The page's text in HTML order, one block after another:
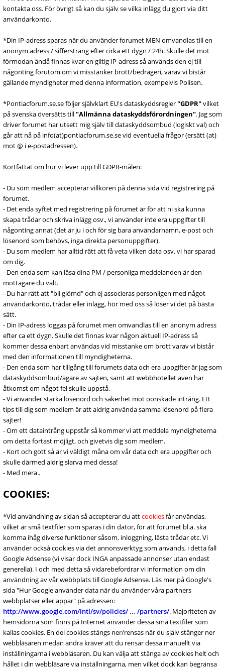
kontakta oss. För övrigt så kan du själv se vilka inlägg du gjort via ditt
användarkonto.
*Din IP-adress sparas när du använder forumet MEN omvandlas till en
anonym adress / siffersträng efter cirka ett dygn / 24h. Skulle det mot
förmodan ändå finnas kvar en giltig IP-adress så används den ej till
någonting förutom om vi misstänker brott/bedrägeri, varav vi bistår
gällande myndigheter med denna information, exempelvis Polisen.
*Pontiacforum.se.se följer självklart EU's dataskyddsregler"GDPR"vilket
på svenska översätts till"Allmänna dataskyddsförordningen". Jag som
driver forumet har utsett mig själv till dataskyddsombud (logiskt val) och
går att nå på info(at)pontiacforum.se.se vid eventuella frågor (ersätt (at)
mot @ i e-postadressen).
Kortfattat om hur vi lever upp till GDPR-målen:
- Du som medlem accepterar villkoren på denna sida vid registrering på
forumet.
- Det enda syftet med registrering på forumet är för att ni ska kunna
skapa trådar och skriva inlägg osv., vi använder inte era uppgifter till
någonting annat (det är ju i och för sig bara användarnamn, e-post och
lösenord som behövs, inga direkta personuppgifter).
- Du som medlem har alltid rätt att få veta vilken data osv. vi har sparad
om dig.
- Den enda som kan läsa dina PM / personliga meddelanden är den
mottagare du valt.
- Du har rätt att "bli glömd" och ej associeras personligen med något
användarkonto, trådar eller inlägg, hör med oss så löser vi det på bästa
sätt.
- Din IP-adress loggas på forumet men omvandlas till en anonym adress
efter ca ett dygn. Skulle det finnas kvar någon aktuell IP-adress så
kommer dessa enbart användas vid misstanke om brott varav vi bistår
med den informationen till myndigheterna.
- Den enda som har tillgång till forumets data och era uppgifter är jag som
dataskyddsombud/ägare av sajten, samt att webbhotellet även har
åtkomst om något fel skulle uppstå.
- Vi använder starka lösenord och säkerhet mot oönskade intrång. Ett
tips till dig som medlem är att aldrig använda samma lösenord på flera
sajter!
- Om ett dataintrång uppstår så kommer vi att meddela myndigheterna
om detta fortast möjligt, och givetvis dig som medlem.
- Kort och gott så är vi väldigt måna om vår data och era uppgifter och
skulle därmed aldrig slarva med dessa!
- Med mera..
COOKIES:
*Vid användning av sidan så accepterar du attcookiesfår användas,
vilket är små textfiler som sparas i din dator, för att forumet bl.a. ska
komma ihåg diverse funktioner såsom, inloggning, lästa trådar etc. Vi
använder också cookies via det annonsverktyg som används, i detta fall
Google Adsense (vi visar dock INGA anpassade annonser utan endast
generella). I och med detta så vidarebefordrar vi information om din
användning av vår webbplats till Google Adsense. Läs mer på Google's
sida "Hur Google använder data när du använder våra partners
webbplatser eller appar" på adressen:
http://www.google.com/intl/sv/policies/ ... /partners/. Majoriteten av
hemsidorna som finns på Internet använder dessa små textfiler som
kallas cookies. En del cookies stängs ner/rensas när du själv stänger ner
webbläsaren medan andra kräver att du rensar dessa manuellt via
inställningarna i webbläsaren. Du kan välja att stänga av cookies helt och
hållet i din webbläsare via inställningarna, men vilket dock kan begränsa